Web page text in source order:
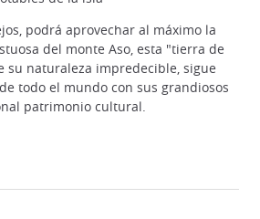
podrá aprovechar al máximo la
del monte Aso, esta "tierra de
su naturaleza impredecible, sigue
todo el mundo con sus grandiosos
patrimonio cultural.